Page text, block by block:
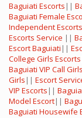
Baguiati Escorts ||
Baguiati Female
Independent Escorts
Escorts Service ||
Escort Baguiati ||
College Girls Escorts
Baguiati VIP Call Girls
Girls || Escort
VIP Escorts ||
Model Escort||
Baguiati Housewife